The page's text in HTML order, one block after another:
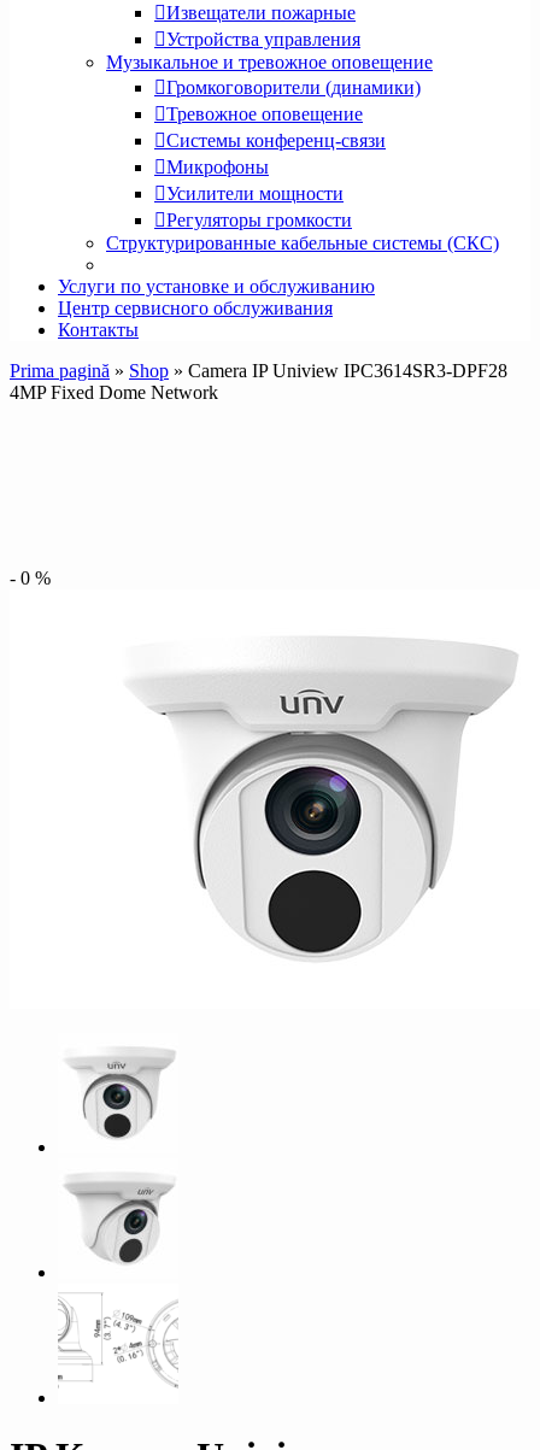
Извещатели пожарные
Устройства управления
Музыкальное и тревожное оповещение
Громкоговорители (динамики)
Тревожное оповещение
Системы конференц-связи
Микрофоны
Усилители мощности
Регуляторы громкости
Структурированные кабельные системы (СКС)
Услуги по установке и обслуживанию
Центр сервисного обслуживания
Контакты
Prima pagină » Shop » Camera IP Uniview IPC3614SR3-DPF28
4MP Fixed Dome Network
- 0 %